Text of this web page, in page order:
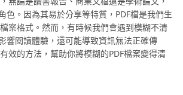
色。因為其易於分享等特質，PDF檔是我們生
案格式。然而，有時候我們會遇到模糊不清
響閱讀體驗，還可能導致資訊無法正確傳
效的方法，幫助你將模糊的PDF檔案變得清